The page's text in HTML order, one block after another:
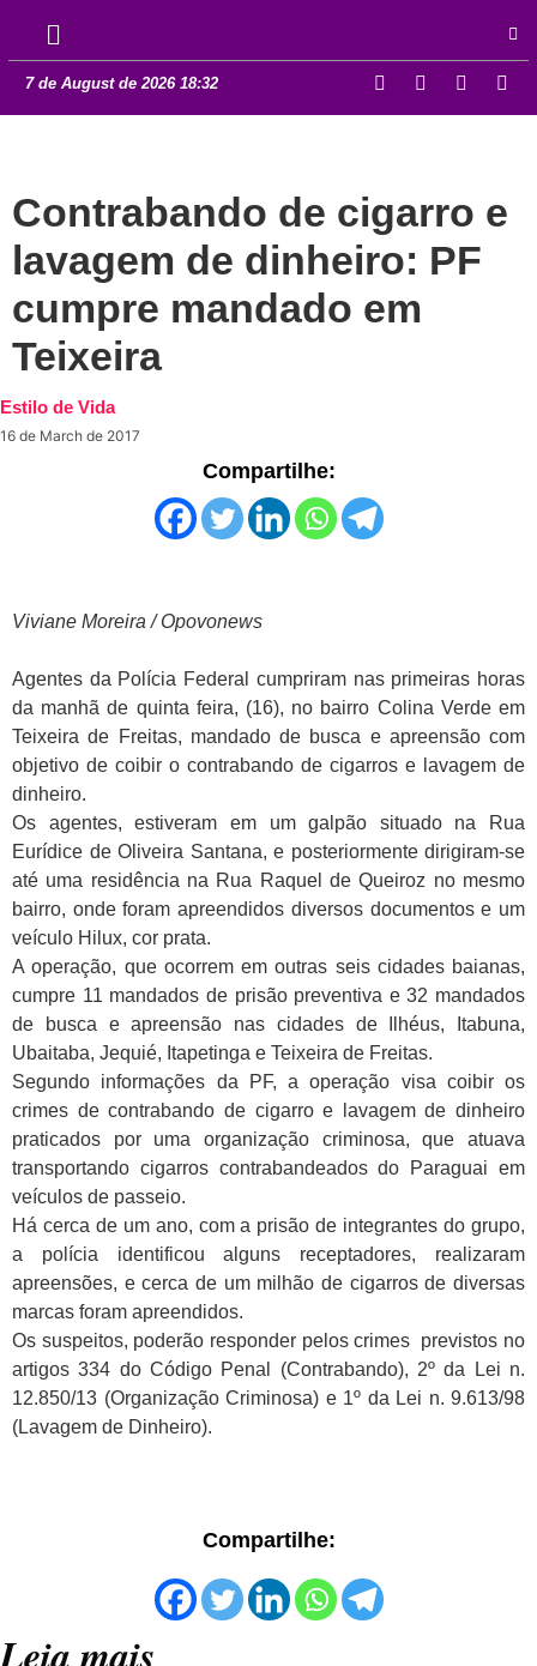
7 de August de 2026 18:32
Contrabando de cigarro e
lavagem de dinheiro: PF
cumpre mandado em
Teixeira
Estilo de Vida
16 de March de 2017
Compartilhe:
Viviane Moreira / Opovonews
Agentes da Polícia Federal cumpriram nas primeiras horas
da manhã de quinta feira, (16), no bairro Colina Verde em
Teixeira de Freitas, mandado de busca e apreensão com
objetivo de coibir o contrabando de cigarros e lavagem de
dinheiro.
Os agentes, estiveram em um galpão situado na Rua
Eurídice de Oliveira Santana, e posteriormente dirigiram-se
até uma residência na Rua Raquel de Queiroz no mesmo
bairro, onde foram apreendidos diversos documentos e um
veículo Hilux, cor prata.
A operação, que ocorrem em outras seis cidades baianas,
cumpre 11 mandados de prisão preventiva e 32 mandados
de busca e apreensão nas cidades de Ilhéus, Itabuna,
Ubaitaba, Jequié, Itapetinga e Teixeira de Freitas.
Segundo informações da PF, a operação visa coibir os
crimes de contrabando de cigarro e lavagem de dinheiro
praticados por uma organização criminosa, que atuava
transportando cigarros contrabandeados do Paraguai em
veículos de passeio.
Há cerca de um ano, com a prisão de integrantes do grupo,
a polícia identificou alguns receptadores, realizaram
apreensões, e cerca de um milhão de cigarros de diversas
marcas foram apreendidos.
Os suspeitos, poderão responder pelos crimes previstos no
artigos 334 do Código Penal (Contrabando), 2º da Lei n.
12.850/13 (Organização Criminosa) e 1º da Lei n. 9.613/98
(Lavagem de Dinheiro).
Compartilhe:
Leia mais